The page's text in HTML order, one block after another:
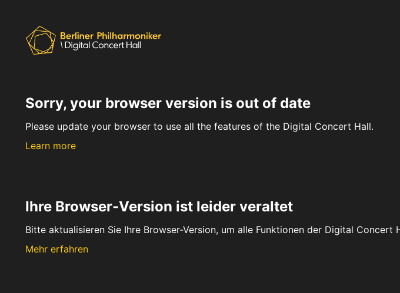
Sorry, your browser version is out of date
Please update your browser to use all the features of the Digital Concert Hall.
Learn more
Ihre Browser-Version ist leider veraltet
Bitte aktualisieren Sie Ihre Browser-Version, um alle Funktionen der Digital Concert
Mehr erfahren